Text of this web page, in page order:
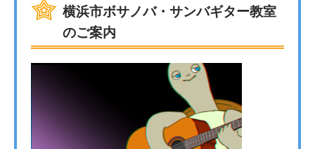
横浜市ボサノバ・サンバギター教室
のご案内